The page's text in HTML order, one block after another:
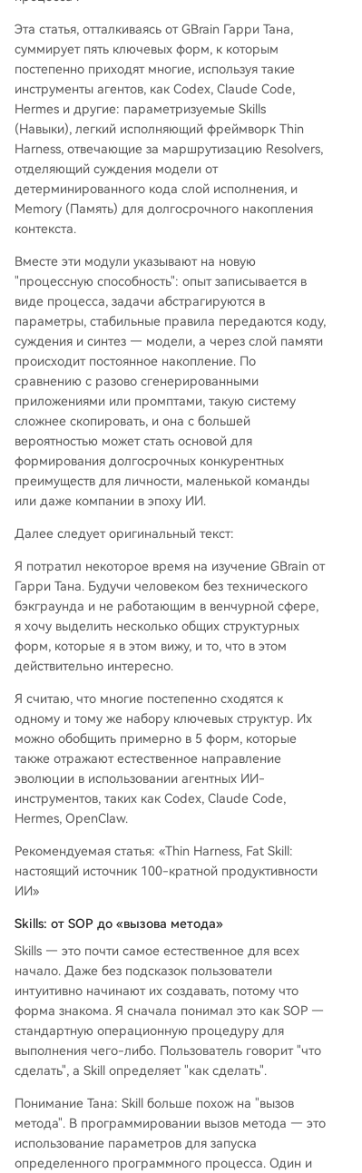
тностное и детерминированное (Latent vs. Det
erministic):** Четкое разделение задач: вероят
ностные (суждение, синтез) отдаются LLM, а д
етерминированные (расчеты, точные операц
ии) выполняются обычным кодом для надежн
ости и низкой стоимости. 5. **Память (Memor
y):** Система для долгосрочного накопления
знаний (например, в виде папки с Markdown-
файлами), которая позволяет агенту обучатьс
я на опы...
Эта статья, отталкиваясь от GBrain Гарри Тана,
суммирует пять ключевых форм, к которым
постепенно приходят многие, используя такие
инструменты агентов, как Codex, Claude Code,
Hermes и другие: параметризуемые Skills
(Навыки), легкий исполняющий фреймворк Thin
Harness, отвечающие за маршрутизацию Resolvers,
отделяющий суждения модели от
детерминированного кода слой исполнения, и
Memory (Память) для долгосрочного накопления
контекста.
Вместе эти модули указывают на новую
"процессную способность": опыт записывается в
виде процесса, задачи абстрагируются в
параметры, стабильные правила передаются коду,
суждения и синтез — модели, а через слой памяти
происходит постоянное накопление. По
сравнению с разово сгенерированными
приложениями или промптами, такую систему
сложнее скопировать, и она с большей
вероятностью может стать основой для
формирования долгосрочных конкурентных
преимуществ для личности, маленькой команды
или даже компании в эпоху ИИ.
Далее следует оригинальный текст:
Я потратил некоторое время на изучение GBrain от
Гарри Тана. Будучи человеком без технического
бэкграунда и не работающим в венчурной сфере,
я хочу выделить несколько общих структурных
форм, которые я в этом вижу, и то, что в этом
действительно интересно.
Я считаю, что многие постепенно сходятся к
одному и тому же набору ключевых структур. Их
можно обобщить примерно в 5 форм, которые
также отражают естественное направление
эволюции в использовании агентных ИИ-
инструментов, таких как Codex, Claude Code,
Hermes, OpenClaw.
Рекомендуемая статья: «Thin Harness, Fat Skill:
настоящий источник 100-кратной продуктивности
ИИ»
Skills: от SOP до «вызова метода»
Skills — это почти самое естественное для всех
начало. Даже без подсказок пользователи
интуитивно начинают их создавать, потому что
форма знакома. Я сначала понимал это как SOP —
стандартную операционную процедуру для
выполнения чего-либо. Пользователь говорит "что
сделать", а Skill определяет "как сделать".
Понимание Тана: Skill больше похож на "вызов
метода". В программировании вызов метода — это
использование параметров для запуска
определенного программного процесса. Один и